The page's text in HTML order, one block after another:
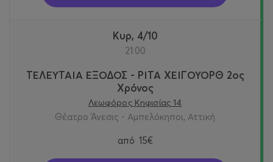
Κυρ, 4/10
21:00
ΤΕΛΕΥΤΑΙΑ ΕΞΟΔΟΣ - ΡΙΤΑ ΧΕΙΓΟΥΟΡΘ 2oς
Χρόνος
Λεωφόρος Κηφισίας 14
Θέατρο Άνεσις - Αμπελόκηποι, Αττική
από 15€